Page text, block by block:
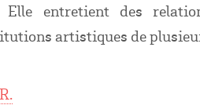
Elle entretient des
artistiques de
.